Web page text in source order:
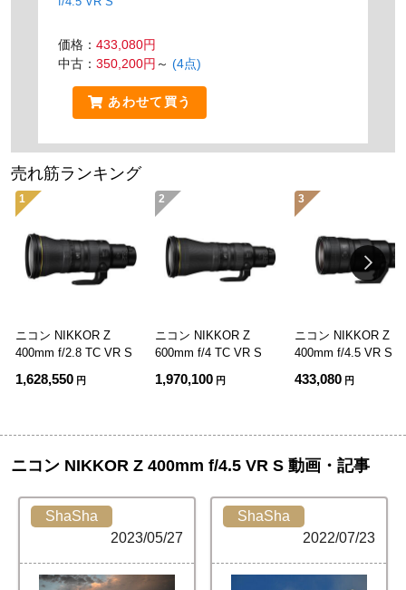
価格： 433,080円
中古： 350,200円 ～ (4点)
あわせて買う
売れ筋ランキング
1
ニコン NIKKOR Z
400mm f/2.8 TC VR S
1,628,550 円
2
ニコン NIKKOR Z
600mm f/4 TC VR S
1,970,100 円
3
ニコン NIKKOR Z
400mm f/4.5 VR S
433,080 円
ニコン NIKKOR Z 400mm f/4.5 VR S 動画・記事
ShaSha
2023/05/27
ShaSha
2022/07/23